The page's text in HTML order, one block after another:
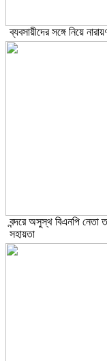
ব্যবসায়ীদের সঙ্গে নিয়ে
বন্দরে অসুস্থ বিএনপি নেতা
সহায়তা